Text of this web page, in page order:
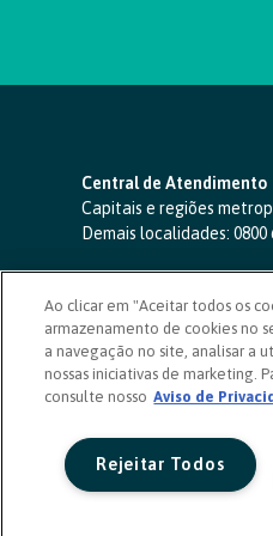
Central de Atendimento
Capitais e regiões
Demais localidades: 0800
SAC 24 horas-0800 724
Ouvidoria
0800 725 0996
(de
ouvidoriasicoob.com.br
Deficientes auditivos ou
Ao clicar em "Aceitar todos os
armazenamento de cookies no
a navegação no site, analisar a
nossas iniciativas de marketing.
consulte nosso Aviso de
Rejeitar Todos